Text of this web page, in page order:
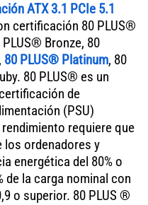
ATX 3.1 PCIe 5.1
certificación 80 PLUS®
Bronze, 80
80 PLUS® Platinum, 80
80 PLUS® es un
de
(PSU)
requiere que
los ordenadores y
energética del 80% o
de la carga nominal con
o superior. 80 PLUS ®